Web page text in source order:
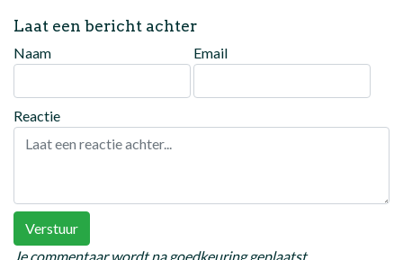
Laat een bericht achter
Naam Email
Reactie
Verstuur
Je commentaar wordt na goedkeuring geplaatst.